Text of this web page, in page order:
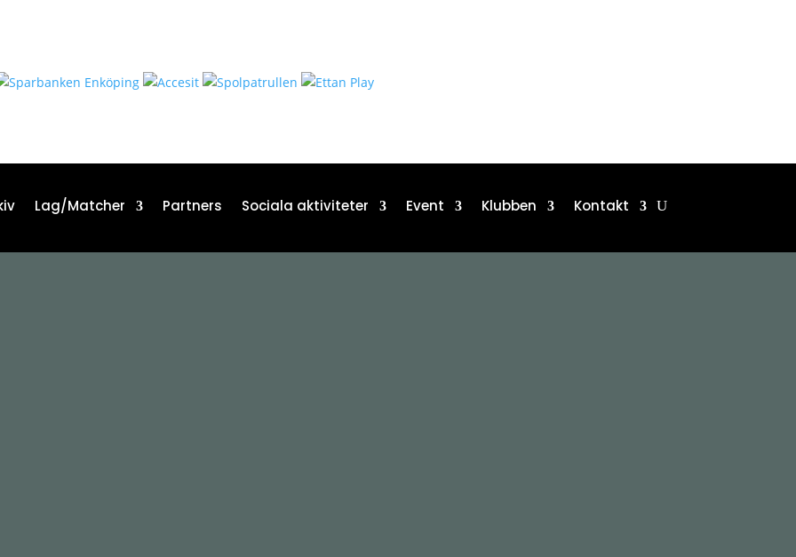
Lag/Matcher Partners Sociala aktiviteter Event Klubben Kontakt